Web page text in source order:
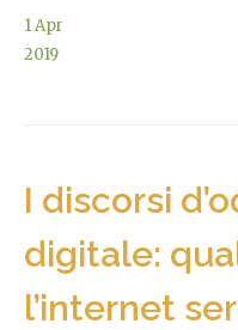
1Apr
2019
I discorsi
digitale:
l’internet